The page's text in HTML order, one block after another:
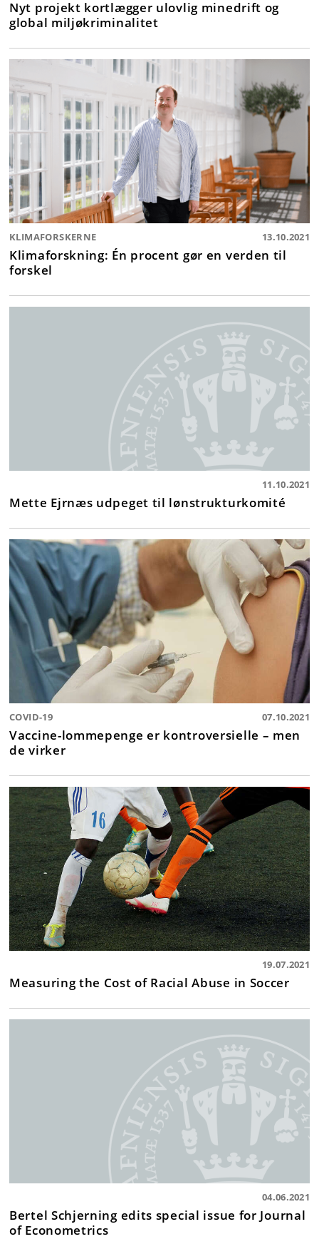
Nyt projekt kortlægger ulovlig minedrift og
global miljøkriminalitet
KLIMAFORSKERNE 13.10.2021
Klimaforskning: Én procent gør en verden til
forskel
11.10.2021
Mette Ejrnæs udpeget til lønstrukturkomité
COVID-19 07.10.2021
Vaccine-lommepenge er kontroversielle – men
de virker
19.07.2021
Measuring the Cost of Racial Abuse in Soccer
04.06.2021
Bertel Schjerning edits special issue for Journal
of Econometrics